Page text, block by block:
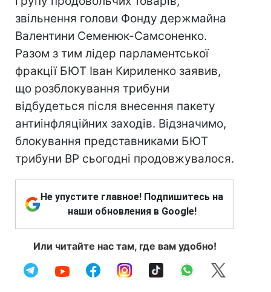
звільнення голови Фонду держмайна
Валентини Семенюк-Самсоненко.
Разом з тим лідер парламентської
фракції БЮТ Іван Кириленко заявив,
що розблокування трибуни
відбудеться після внесення пакету
антиінфляційних заходів. Відзначимо,
блокування представниками БЮТ
трибуни ВР сьогодні продовжувалося.
Не упустите главное! Подпишитесь на
наши обновления в Google!
Или читайте нас там, где вам удобно!